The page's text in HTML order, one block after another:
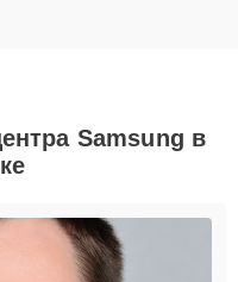
Samsung в